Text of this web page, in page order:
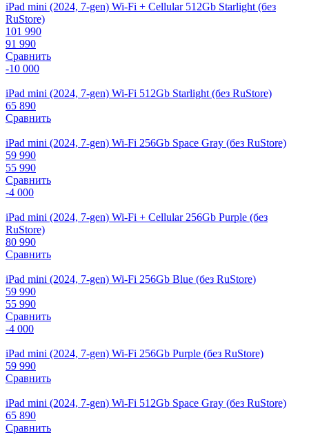
iPad mini (2024, 7-gen) Wi-Fi + Cellular 512Gb Starlight (без
RuStore)
101 990
91 990
Сравнить
-10 000
iPad mini (2024, 7-gen) Wi-Fi 512Gb Starlight (без RuStore)
65 890
Сравнить
iPad mini (2024, 7-gen) Wi-Fi 256Gb Space Gray (без RuStore)
59 990
55 990
Сравнить
-4 000
iPad mini (2024, 7-gen) Wi-Fi + Cellular 256Gb Purple (без
RuStore)
80 990
Сравнить
iPad mini (2024, 7-gen) Wi-Fi 256Gb Blue (без RuStore)
59 990
55 990
Сравнить
-4 000
iPad mini (2024, 7-gen) Wi-Fi 256Gb Purple (без RuStore)
59 990
Сравнить
iPad mini (2024, 7-gen) Wi-Fi 512Gb Space Gray (без RuStore)
65 890
Сравнить